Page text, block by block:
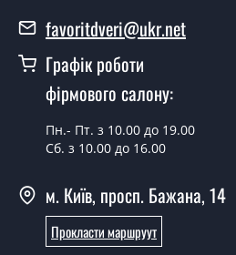
сатин білий - от 1800 грн.
Можна на
У вас є в наявності
Так, ми маємо великий
полотен.
favoritdveri@ukr.net
Графік роботи
фірмового салону:
Пн.- Пт. з 10.00 до 19.00
Сб. з 10.00 до 16.00
м. Київ, просп. Бажана, 14
Прокласти маршруут